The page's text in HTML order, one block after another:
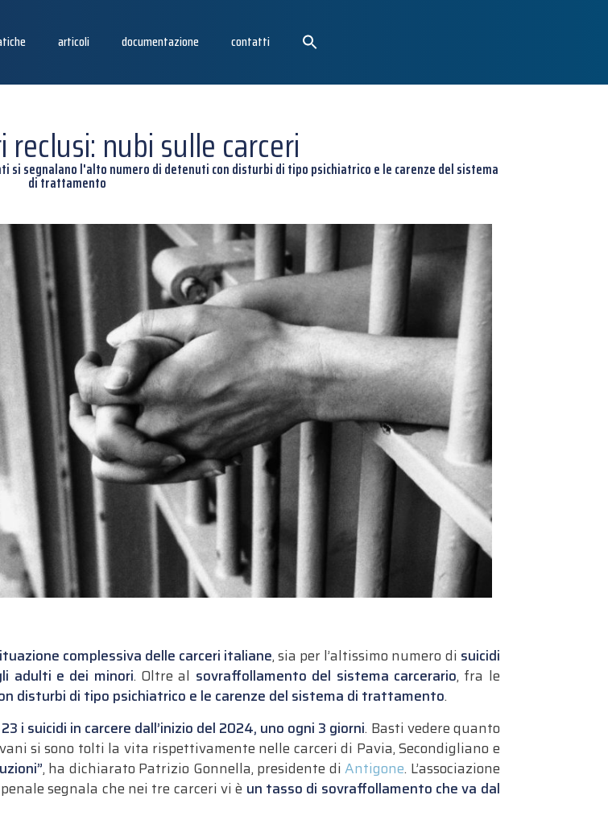
articoli documentazione contatti
reclusi: nubi sulle carceri
segnalano l'alto numero di detenuti con disturbi di tipo psichiatrico e le carenze del sistema
di trattamento
complessiva delle carceri italiane, sia per l’altissimo numero di suicidi
adulti e dei minori. Oltre al sovraffollamento del sistema carcerario, fra le
disturbi di tipo psichiatrico e le carenze del sistema di trattamento.
i suicidi in carcere dall’inizio del 2024, uno ogni 3 giorni. Basti vedere quanto
si sono tolti la vita rispettivamente nelle carceri di Pavia, Secondigliano e
, ha dichiarato Patrizio Gonnella, presidente diAntigone. L’associazione
segnala che nei tre carceri vi è un tasso di sovraffollamento che va dal